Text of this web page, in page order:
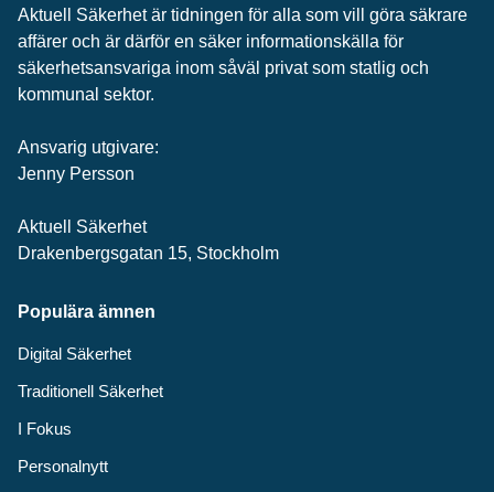
Aktuell Säkerhet är tidningen för alla som vill göra säkrare
affärer och är därför en säker informationskälla för
säkerhets­ansvariga inom såväl privat som statlig och
kommunal sektor.
Ansvarig utgivare:
Jenny Persson
Aktuell Säkerhet
Drakenbergsgatan 15, Stockholm
Populära ämnen
Digital Säkerhet
Traditionell Säkerhet
I Fokus
Personalnytt